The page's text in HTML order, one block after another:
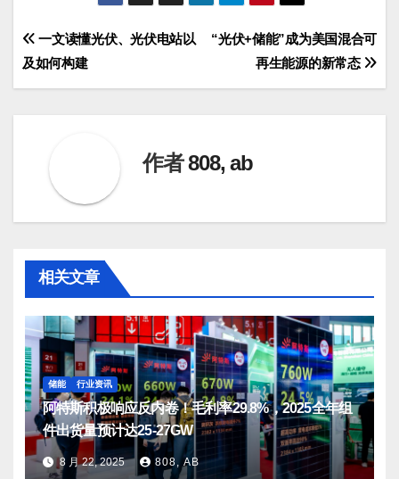
文
章
“光伏+储能”成为美国混合可
再生能源的新常态
一文读懂光伏、光伏电站以
及如何构建
作者808, ab
相关文章
储能 行业资讯
阿特斯积极响应反内卷！毛利率29.8%，2025全年组
件出货量预计达25-27GW
8 月 22, 2025 808, AB